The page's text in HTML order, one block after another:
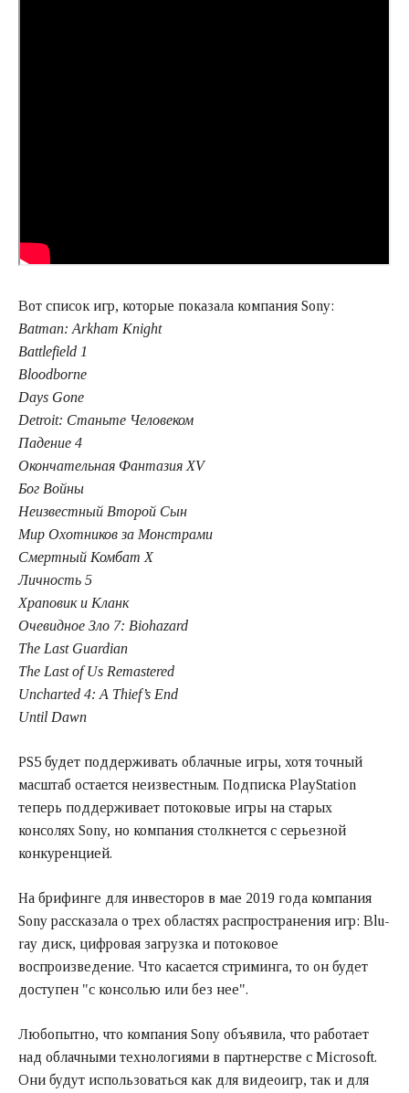
Вот список игр, которые показала компания Sony:
Batman: Arkham Knight
Battlefield 1
Bloodborne
Days Gone
Detroit: Станьте Человеком
Падение 4
Окончательная Фантазия XV
Бог Войны
Неизвестный Второй Сын
Мир Охотников за Монстрами
Смертный Комбат X
Личность 5
Храповик и Кланк
Очевидное Зло 7: Biohazard
The Last Guardian
The Last of Us Remastered
Uncharted 4: A Thief’s End
Until Dawn
PS5 будет поддерживать облачные игры, хотя точный
масштаб остается неизвестным. Подписка PlayStation
теперь поддерживает потоковые игры на старых
консолях Sony, но компания столкнется с серьезной
конкуренцией.
На брифинге для инвесторов в мае 2019 года компания
Sony рассказала о трех областях распространения игр: Blu-
ray диск, цифровая загрузка и потоковое
воспроизведение. Что касается стриминга, то он будет
доступен "с консолью или без нее".
Любопытно, что компания Sony объявила, что работает
над облачными технологиями в партнерстве с Microsoft.
Они будут использоваться как для видеоигр, так и для